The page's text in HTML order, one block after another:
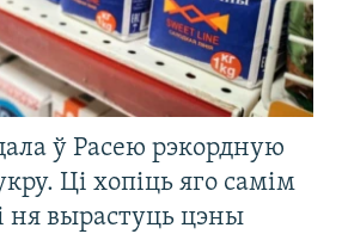
ў Расею рэкордную
Ці хопіць яго самім
ня вырастуць цэны